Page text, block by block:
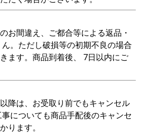
お間違え、ご都合等による返品・
。ただし破損等の初期不良の場合
ます。商品到着後、 7日以内にご
降は、お受取り前でもキャンセル
についても商品手配後のキャンセ
ります。